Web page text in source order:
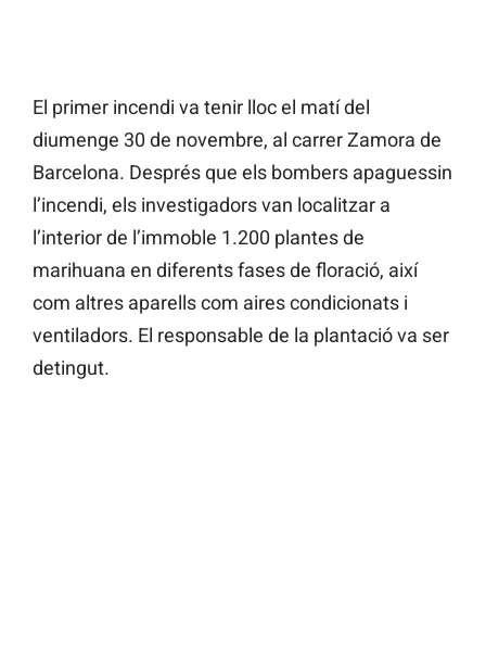
El primer incendi va tenir lloc el matí del
diumenge 30 de novembre, al carrer Zamora de
Barcelona. Després que els bombers apaguessin
l’incendi, els investigadors van localitzar a
l’interior de l’immoble 1.200 plantes de
marihuana en diferents fases de floració, així
com altres aparells com aires condicionats i
ventiladors. El responsable de la plantació va ser
detingut.